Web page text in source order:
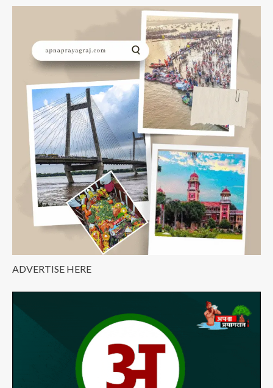
Mahakumbh
अमावस्या
के
महास्नान
लिए
श्रद्धालुओं
का
रेला
,
अबतक
15
करोड़
से
ज्यादा
ने
स्नान
ADVERTISE HERE